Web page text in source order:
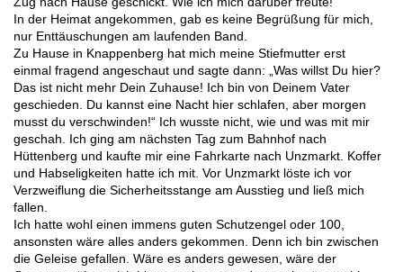
In der Heimat angekommen, gab es keine Begrüßung für mich,
nur Enttäuschungen am laufenden Band.
Zu Hause in Knappenberg hat mich meine Stiefmutter erst
einmal fragend angeschaut und sagte dann: „Was willst Du hier?
Das ist nicht mehr Dein Zuhause! Ich bin von Deinem Vater
geschieden. Du kannst eine Nacht hier schlafen, aber morgen
musst du verschwinden!“ Ich wusste nicht, wie und was mit mir
geschah. Ich ging am nächsten Tag zum Bahnhof nach
Hüttenberg und kaufte mir eine Fahrkarte nach Unzmarkt. Koffer
und Habseligkeiten hatte ich mit. Vor Unzmarkt löste ich vor
Verzweiflung die Sicherheitsstange am Ausstieg und ließ mich
fallen.
Ich hatte wohl einen immens guten Schutzengel oder 100,
ansonsten wäre alles anders gekommen. Denn ich bin zwischen
die Geleise gefallen. Wäre es anders gewesen, wäre der